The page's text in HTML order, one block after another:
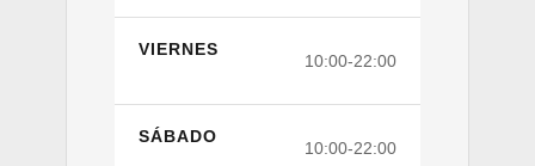
VIERNES
10:00-22:00
SÁBADO
10:00-22:00